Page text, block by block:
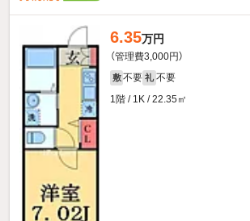
6.35万円
（管理費3,000円）
敷 不要 礼 不要
1階 / 1K / 22.35㎡